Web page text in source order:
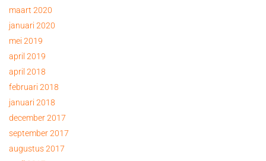
maart 2020
januari 2020
mei 2019
april 2019
april 2018
februari 2018
januari 2018
december 2017
september 2017
augustus 2017